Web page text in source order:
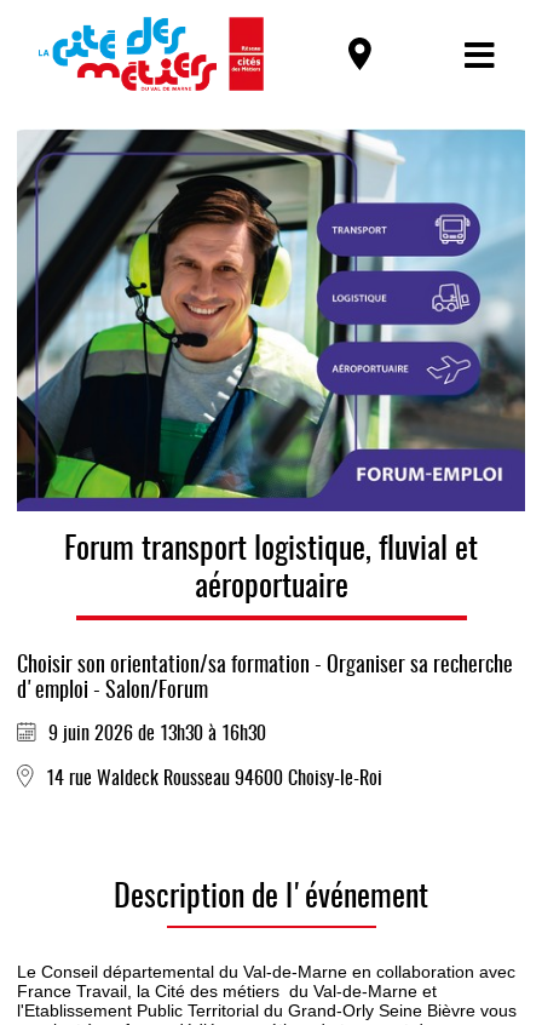
Forum transport logistique, fluvial et
aéroportuaire
Choisir son orientation/sa formation - Organiser sa recherche
d'emploi - Salon/Forum
9 juin 2026 de 13h30 à 16h30
14 rue Waldeck Rousseau 94600 Choisy-le-Roi
Description de l'événement
Le Conseil départemental du Val-de-Marne en collaboration avec
France Travail, la Cité des métiers du Val-de-Marne et
l'Etablissement Public Territorial du Grand-Orly Seine Bièvre vous